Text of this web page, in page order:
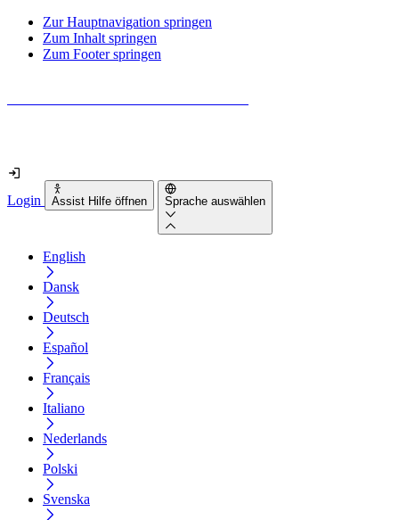
Zur Hauptnavigation springen
Zum Inhalt springen
Zum Footer springen
Login Assist Hilfe öffnen Sprache auswählen
English
Dansk
Deutsch
Español
Français
Italiano
Nederlands
Polski
Svenska